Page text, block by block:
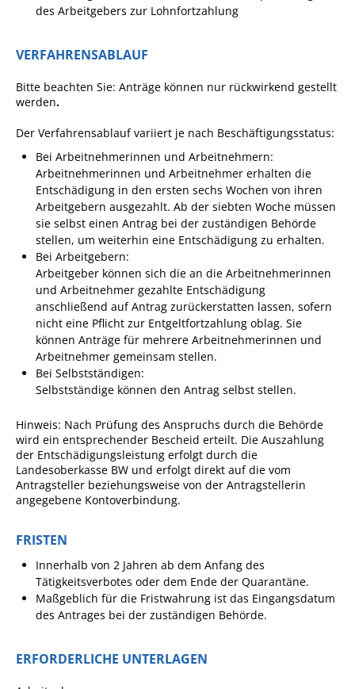
Pop-Up-Museum
Gemmrigheim
Kinder und Jugendliche
Partnerschaft Trigono-
Orestiada
Vereine + Kultur
Kirchen
Geschichte
MEIN GEMMRIGHEIM
Projekt Summendes
Lesepaten gesucht!
Gemmrigheimer
Lesewochen
Paten für Baum- und
Boulebahn
Willkommensbesuche
Kinderkleidermarkt
des Arbeitgebers zur Lohnfortzahlung
VERFAHRENSABLAUF
Bitte beachten Sie: Anträge können nur rückwirkend gestellt
werden.
Der Verfahrensablauf variiert je nach Beschäftigungsstatus:
Bei Arbeitnehmerinnen und Arbeitnehmern:
Arbeitnehmerinnen und Arbeitnehmer erhalten die
Entschädigung in den ersten sechs Wochen von ihren
Arbeitgebern ausgezahlt. Ab der siebten Woche müssen
sie selbst einen Antrag bei der zuständigen Behörde
stellen, um weiterhin eine Entschädigung zu erhalten.
Bei Arbeitgebern:
Arbeitgeber können sich die an die Arbeitnehmerinnen
und Arbeitnehmer gezahlte Entschädigung
anschließend auf Antrag zurückerstatten lassen, sofern
nicht eine Pflicht zur Entgeltfortzahlung oblag. Sie
können Anträge für mehrere Arbeitnehmerinnen und
Arbeitnehmer gemeinsam stellen.
Bei Selbstständigen:
Selbstständige können den Antrag selbst stellen.
Hinweis: Nach Prüfung des Anspruchs durch die Behörde
wird ein entsprechender Bescheid erteilt. Die Auszahlung
der Entschädigungsleistung erfolgt durch die
Landesoberkasse BW und erfolgt direkt auf die vom
Antragsteller beziehungsweise von der Antragstellerin
angegebene Kontoverbindung.
FRISTEN
Innerhalb von 2 Jahren ab dem Anfang des
Tätigkeitsverbotes oder dem Ende der Quarantäne.
Maßgeblich für die Fristwahrung ist das Eingangsdatum
des Antrages bei der zuständigen Behörde.
ERFORDERLICHE UNTERLAGEN